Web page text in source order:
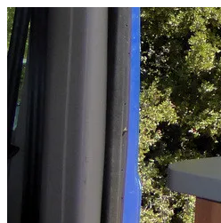
Zum
Inhalt
springen